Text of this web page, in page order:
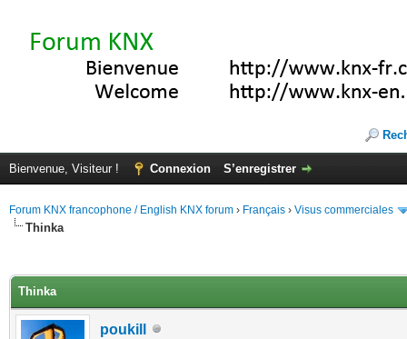
Bienvenue, Visiteur ! Connexion S’enregistrer
Forum KNX francophone / English KNX forum › Français › Visus commerciales
Thinka
Thinka
poukill